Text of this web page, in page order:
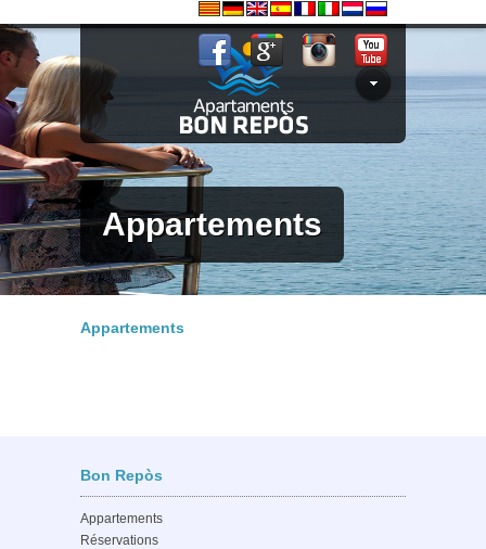
Appartements
Appartements
Bon Repòs
Appartements
Réservations